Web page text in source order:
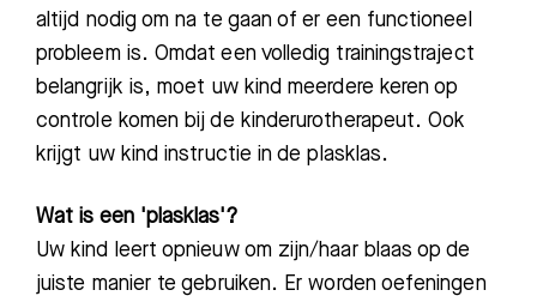
altijd nodig om na te gaan of er een functioneel
probleem is. Omdat een volledig trainingstraject
belangrijk is, moet uw kind meerdere keren op
controle komen bij de kinderurotherapeut. Ook
krijgt uw kind instructie in de plasklas.
Wat is een 'plasklas'?
Uw kind leert opnieuw om zijn/haar blaas op de
juiste manier te gebruiken. Er worden oefeningen